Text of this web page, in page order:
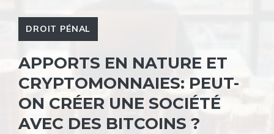
DROIT PÉNAL
APPORTS EN NATURE ET
CRYPTOMONNAIES: PEUT-
ON CRÉER UNE SOCIÉTÉ
AVEC DES BITCOINS ?